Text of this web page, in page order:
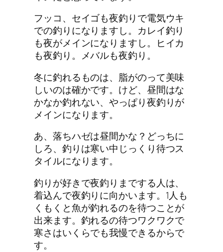
フッコ、セイゴも夜釣りで電気ウキ
での釣りになりますし。カレイ釣り
も夜がメインになりますし。ヒイカ
も夜釣り。メバルも夜釣り。
冬に釣れるものは、脂がのって美味
しいのは確かです。けど、昼間はな
かなか釣れない、やっぱり夜釣りが
メインになります。
あ、落ちハゼは昼間かな？どっちに
しろ、釣りは寒い中じっくり待つス
タイルになります。
釣りが好きで夜釣りまでする人は、
着込んで夜釣りに向かいます。1人も
くもくと魚が釣れるのを待つことが
出来ます。釣れるの待つワクワクで
寒さはいくらでも我慢できるからで
す。